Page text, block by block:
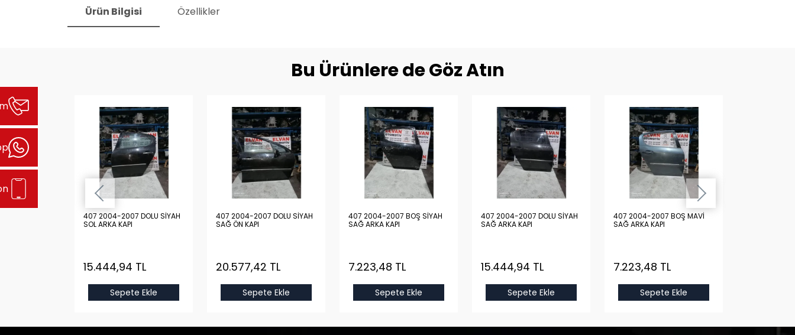
Ürün Bilgisi Özellikler
Bu Ürünlere de Göz Atın
407 2004-2007 DOLU SİYAH
SOL ARKA KAPI
15.444,94 TL
Sepete Ekle
407 2004-2007 DOLU SİYAH
SAĞ ÖN KAPI
20.577,42 TL
Sepete Ekle
407 2004-2007 BOŞ SİYAH
SAĞ ARKA KAPI
7.223,48 TL
Sepete Ekle
407 2004-2007 DOLU SİYAH
SAĞ ARKA KAPI
15.444,94 TL
Sepete Ekle
407 2004-2007 BOŞ MAVİ
SAĞ ARKA KAPI
7.223,48 TL
Sepete Ekle